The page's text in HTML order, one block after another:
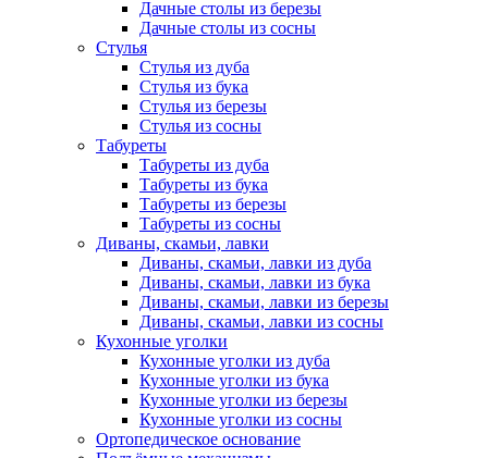
Дачные столы из березы
Дачные столы из сосны
Стулья
Стулья из дуба
Стулья из бука
Стулья из березы
Стулья из сосны
Табуреты
Табуреты из дуба
Табуреты из бука
Табуреты из березы
Табуреты из сосны
Диваны, скамьи, лавки
Диваны, скамьи, лавки из дуба
Диваны, скамьи, лавки из бука
Диваны, скамьи, лавки из березы
Диваны, скамьи, лавки из сосны
Кухонные уголки
Кухонные уголки из дуба
Кухонные уголки из бука
Кухонные уголки из березы
Кухонные уголки из сосны
Ортопедическое основание